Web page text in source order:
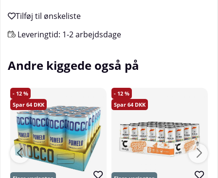
Leveringtid: 1-2 arbejdsdage
Andre kiggede også på
12
64
12
64